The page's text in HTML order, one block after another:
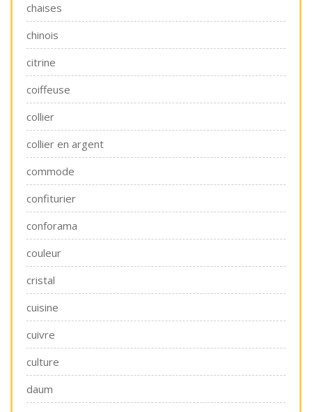
chaises
chinois
citrine
coiffeuse
collier
collier en argent
commode
confiturier
conforama
couleur
cristal
cuisine
cuivre
culture
daum